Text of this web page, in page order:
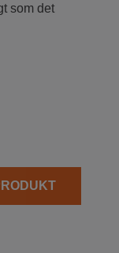
som det